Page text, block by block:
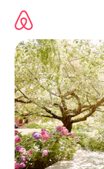
съдържанието